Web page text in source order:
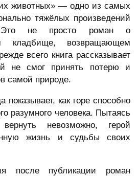
животных» — одно из самых
тяжёлых произведений
Это не просто роман о
кладбище, возвращающем
всего книга рассказывает
не смог принять потерю и
самой природе.
показывает, как горе способно
разумного человека. Пытаясь
невозможно, герой
жизнь и судьбы своих
после публикации роман